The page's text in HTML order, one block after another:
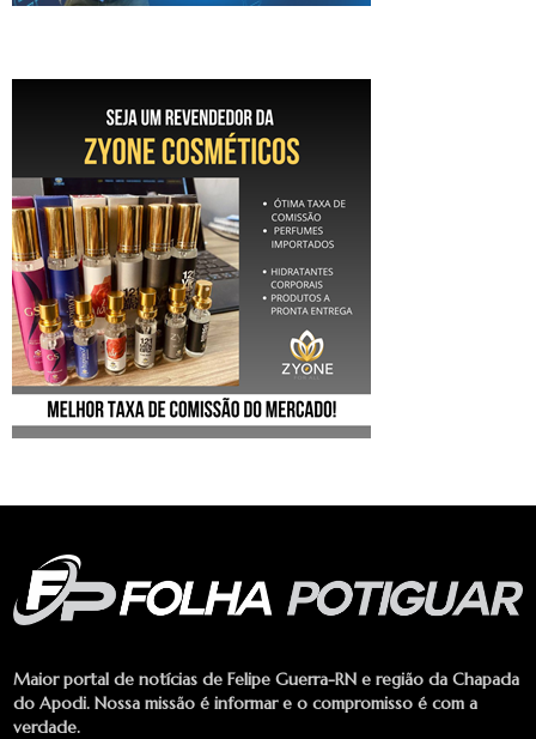
Maior portal de notícias de Felipe Guerra-RN e região da Chapada
do Apodi. Nossa missão é informar e o compromisso é com a
verdade.